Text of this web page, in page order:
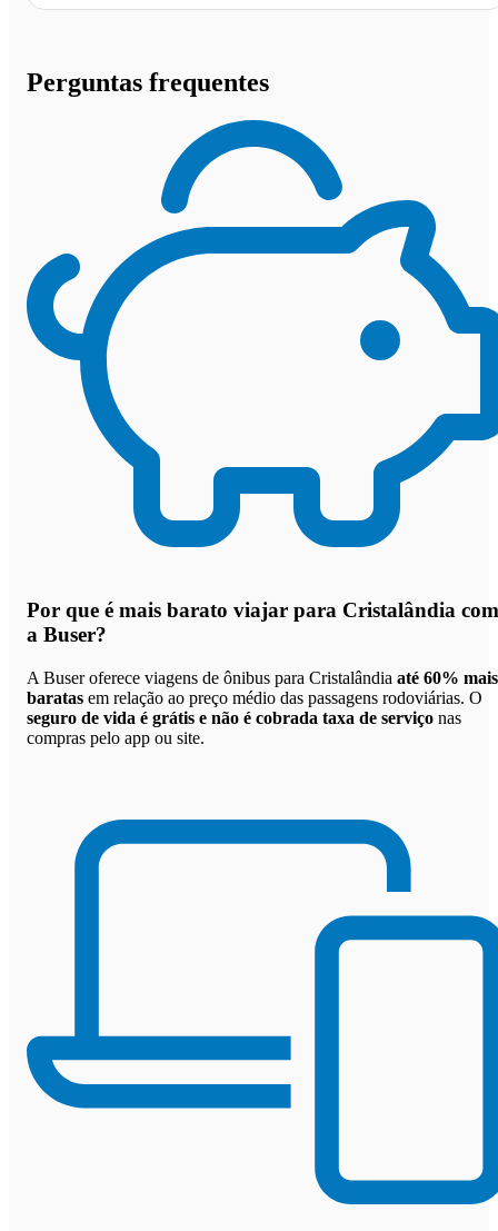
Perguntas frequentes
Por que é mais barato viajar para Cristalândia com
a Buser?
A Buser oferece viagens de ônibus para Cristalândia até 60% mais
baratas em relação ao preço médio das passagens rodoviárias. O
seguro de vida é grátis e não é cobrada taxa de serviço nas
compras pelo app ou site.